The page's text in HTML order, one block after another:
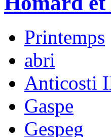
Printemps
abri
Anticosti
Gaspe
Gespeg